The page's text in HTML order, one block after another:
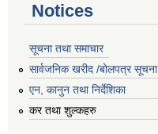
Notices
सूचना तथा समाचार
सार्वजनिक खरीद /बोलपत्र सूचना
एन, कानुन तथा निर्देशिका
कर तथा शुल्कहरु